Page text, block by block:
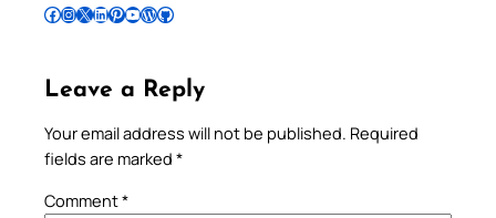
Follow Pradeep on Facebook Follow Pradeep on InstagramFollow Pradeep on X Follow Pradeep on LinkedIn Follow Pradeep on Pinterest Subscribe to Pradeep’s Youtube Channel Follow Pradeep on WordPress Follow Pradeep on GitHub
Leave a Reply
Your email address will not be published. Required
fields are marked *
Comment*